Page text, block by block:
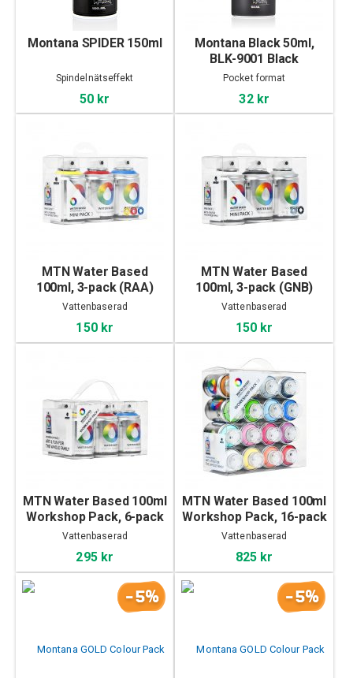
Montana SPIDER 150ml
Spindelnätseffekt
50 kr
Montana Black 50ml,
BLK-9001 Black
Pocket format
32 kr
MTN Water Based
100ml, 3-pack (RAA)
Vattenbaserad
150 kr
MTN Water Based
100ml, 3-pack (GNB)
Vattenbaserad
150 kr
MTN Water Based 100ml
Workshop Pack, 6-pack
Vattenbaserad
295 kr
MTN Water Based 100ml
Workshop Pack, 16-pack
Vattenbaserad
825 kr
-5% -5%